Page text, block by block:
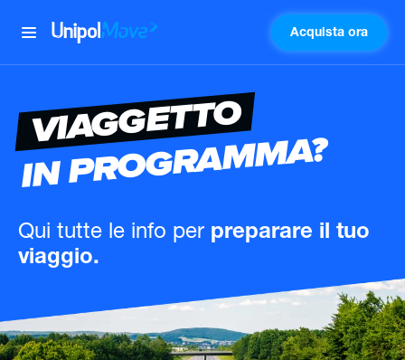
UnipolMove Acquista ora
VIAGGETTO
IN PROGRAMMA?
Qui tutte le info per preparare il tuo
viaggio.